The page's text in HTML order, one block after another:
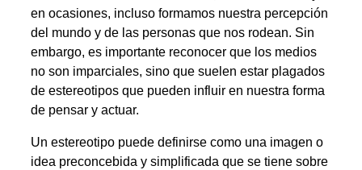
en ocasiones, incluso formamos nuestra percepción
del mundo y de las personas que nos rodean. Sin
embargo, es importante reconocer que los medios
no son imparciales, sino que suelen estar plagados
de estereotipos que pueden influir en nuestra forma
de pensar y actuar.
Un estereotipo puede definirse como una imagen o
idea preconcebida y simplificada que se tiene sobre